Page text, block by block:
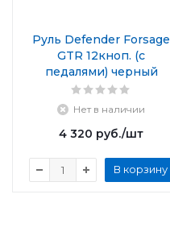
Руль Defender Forsage
GTR 12кноп. (с
педалями) черный
Нет в наличии
4 320 руб./шт
В корзину